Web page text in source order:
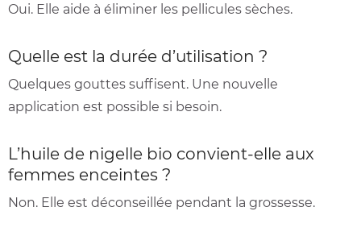
Oui. Elle aide à éliminer les pellicules sèches.
Quelle est la durée d’utilisation ?
Quelques gouttes suffisent. Une nouvelle
application est possible si besoin.
L’huile de nigelle bio convient-elle aux
femmes enceintes ?
Non. Elle est déconseillée pendant la grossesse.